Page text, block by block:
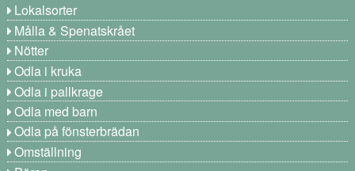
Lokalsorter
Målla & Spenatskrået
Nötter
Odla i kruka
Odla i pallkrage
Odla med barn
Odla på fönsterbrädan
Omställning